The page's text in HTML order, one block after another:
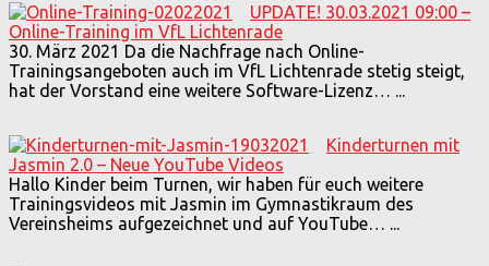
UPDATE! 30.03.2021 09:00 –
Online-Training im VfL Lichtenrade
30. März 2021 Da die Nachfrage nach Online-
Trainingsangeboten auch im VfL Lichtenrade stetig steigt,
hat der Vorstand eine weitere Software-Lizenz… ...
Kinderturnen mit
Jasmin 2.0 – Neue YouTube Videos
Hallo Kinder beim Turnen, wir haben für euch weitere
Trainingsvideos mit Jasmin im Gymnastikraum des
Vereinsheims aufgezeichnet und auf YouTube… ...